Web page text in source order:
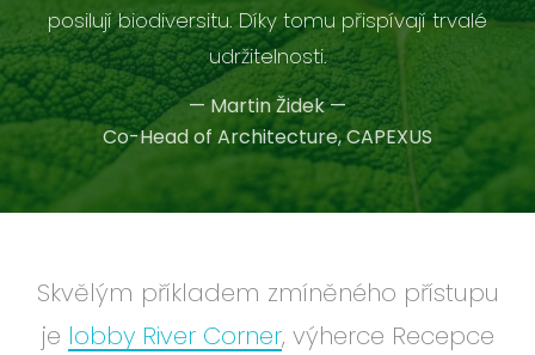
posilují biodiversitu. Díky tomu přispívají trvalé
udržitelnosti.
— Martin Židek—
Co-Head of Architecture, CAPEXUS
Skvělým příkladem zmíněného přístupu
je lobby River Corner, výherce Recepce